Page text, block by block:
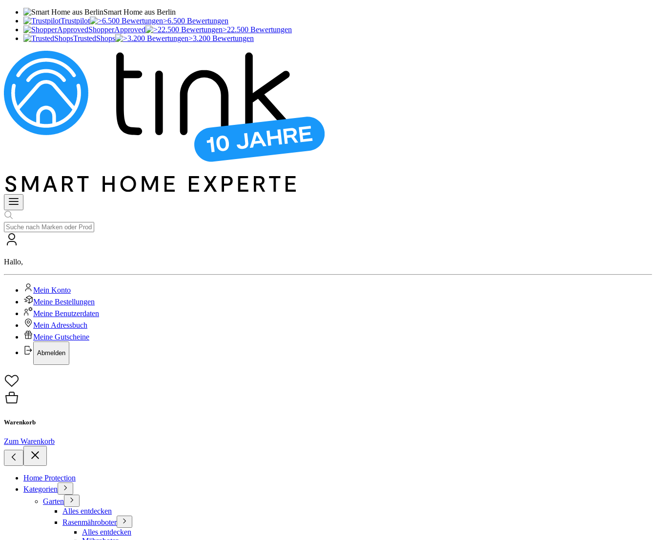
Smart Home aus Berlin
Trustpilot
>6.500 Bewertungen
ShopperApproved
>22.500 Bewertungen
TrustedShops
>3.200 Bewertungen
Hallo,
Mein Konto
Meine Bestellungen
Meine Benutzerdaten
Mein Adressbuch
Meine Gutscheine
Abmelden
Warenkorb
Zum Warenkorb
Home Protection
Kategorien
Garten
Alles entdecken
Rasenmähroboter
Alles entdecken